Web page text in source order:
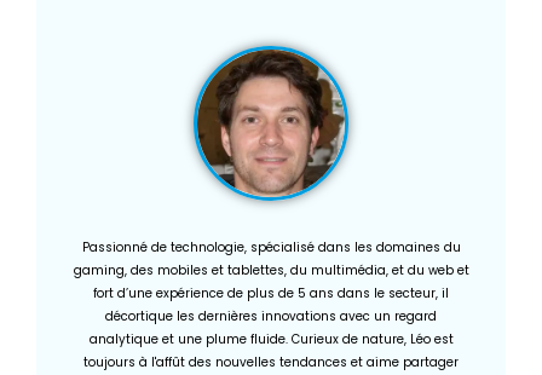
Passionné de technologie, spécialisé dans les domaines du
gaming, des mobiles et tablettes, du multimédia, et du web et
fort d’une expérience de plus de 5 ans dans le secteur, il
décortique les dernières innovations avec un regard
analytique et une plume fluide. Curieux de nature, Léo est
toujours à l'affût des nouvelles tendances et aime partager